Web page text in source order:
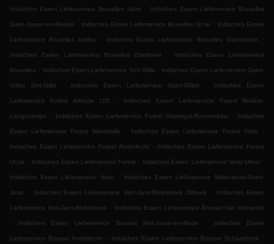
Indisches Essen Lieferservice Bruxelles Jette . Indisches Essen Lieferservice Bruxelles
Saint-Josse-ten-Noode . Indisches Essen Lieferservice Bruxelles Uccle . Indisches Essen
Lieferservice Bruxelles Ixelles . Indisches Essen Lieferservice Bruxelles Ganshoren .
Indisches Essen Lieferservice Bruxelles Etterbeek . Indisches Essen Lieferservice
Bruxelles . Indisches Essen Lieferservice Sint-Gillis . Indisches Essen Lieferservice Saint-
Gilles Sint-Gillis . Indisches Essen Lieferservice Saint-Gilles . Indisches Essen
Lieferservice Forest Altitude 100 . Indisches Essen Lieferservice Forest Molière-
Longchamps . Indisches Essen Lieferservice Forest Vossegat-Roosendaal . Indisches
Essen Lieferservice Forest Neerstalle . Indisches Essen Lieferservice Forest Vorst .
Indisches Essen Lieferservice Forest Anderlecht . Indisches Essen Lieferservice Forest
Uccle . Indisches Essen Lieferservice Forest . Indisches Essen Lieferservice Vorst Ukkel .
Indisches Essen Lieferservice Vorst . Indisches Essen Lieferservice Molenbeek-Saint-
Jean . Indisches Essen Lieferservice Sint-Jans-Molenbeek Dilbeek . Indisches Essen
Lieferservice Sint-Jans-Molenbeek . Indisches Essen Lieferservice Brussel Van Artevelde
.
Indisches Essen Lieferservice Brussel Sint-Joost-ten-Node . Indisches Essen
Lieferservice Brussel Anderlecht . Indisches Essen Lieferservice Brussel Schaarbeek .